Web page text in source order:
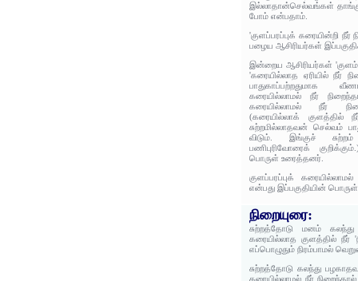
இல்லாதான்செல்வங்கள்
போம் என்பதாம்.
'குளப்பரப்புக் கரையின்றி நீர்
பழைய ஆசிரியர்கள்
இன்றைய ஆசிரியர்கள் 'குளம்
'கரையில்லாத ஏரியில் நீர்
பாதுகாப்பற்றதுமாக
கரையில்லாமல் நீர்
கரையில்லாமல் நீர்
(கரையில்லாக் குளத்தில்
சுற்றமில்லாதவன் செல்வம்
விடும். இங்குச் சுற்றம்
பணிபுரிவோரைக்
பொருள் உரைத்தனர்.
குளப்பரப்புக்
என்பது இப்பகுதியின்
நிறையுரை:
சுற்றத்தோடு மனம்
கரையில்லாத குளத்தில்
எப்பொழுதும் நிரம்பாமல்
சுற்றத்தோடு கலந்து
கரையில்லாமல் நீர்